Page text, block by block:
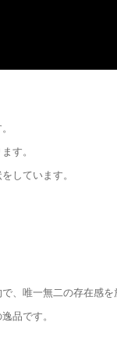
す。
しています。
、唯一無二の存在感
品です。